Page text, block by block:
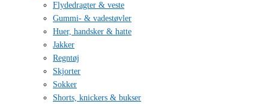
Flydedragter & veste
Gummi- & vadestøvler
Huer, handsker & hatte
Jakker
Regntøj
Skjorter
Sokker
Shorts, knickers & bukser